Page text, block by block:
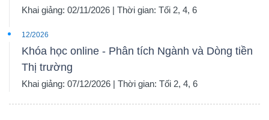
Khai giảng: 02/11/2026 | Thời gian: Tối 2, 4, 6
12/2026
Khóa học online - Phân tích Ngành và Dòng tiền
Thị trường
Khai giảng: 07/12/2026 | Thời gian: Tối 2, 4, 6